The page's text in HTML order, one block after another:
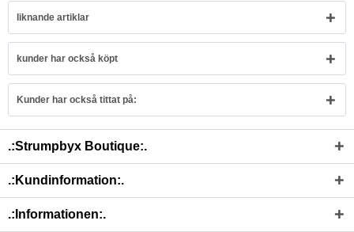
liknande artiklar
kunder har också köpt
Kunder har också tittat på:
.:Strumpbyx Boutique:.
.:Kundinformation:.
.:Informationen:.